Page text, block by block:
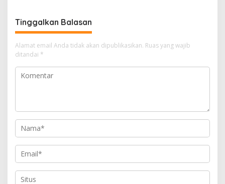
Tinggalkan Balasan
Alamat email Anda tidak akan dipublikasikan. Ruas yang wajib
ditandai *